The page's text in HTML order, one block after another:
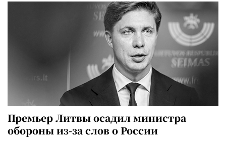
Премьер Литвы осадил министра
обороны из-за слов о России